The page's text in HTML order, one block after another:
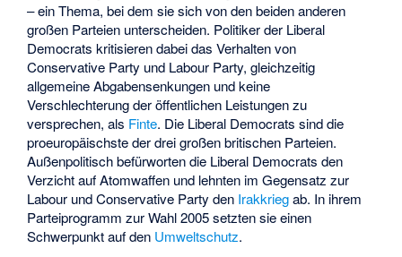
– ein Thema, bei dem sie sich von den beiden anderen
großen Parteien unterscheiden. Politiker der Liberal
Democrats kritisieren dabei das Verhalten von
Conservative Party und Labour Party, gleichzeitig
allgemeine Abgabensenkungen und keine
Verschlechterung der öffentlichen Leistungen zu
versprechen, als Finte. Die Liberal Democrats sind die
proeuropäischste der drei großen britischen Parteien.
Außenpolitisch befürworten die Liberal Democrats den
Verzicht auf Atomwaffen und lehnten im Gegensatz zur
Labour und Conservative Party den Irakkriegab. In ihrem
Parteiprogramm zur Wahl 2005 setzten sie einen
Schwerpunkt auf den Umweltschutz.